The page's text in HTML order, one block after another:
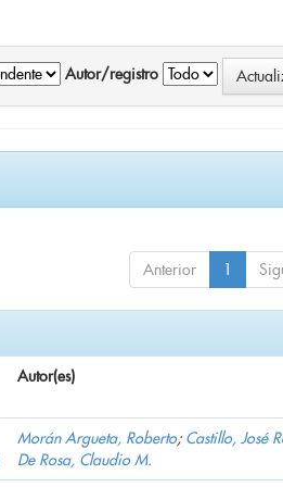
Autor/registro
Anterior 1
Autor(es)
Morán Argueta, Roberto; Castillo, José
De Rosa, Claudio M.